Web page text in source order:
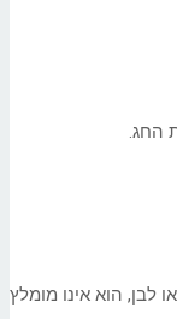
החג.
הוא אינו מומלץ